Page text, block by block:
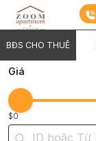
BĐS CHO THUÊ
Giá
$0